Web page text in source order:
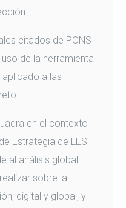
citados de PONS
de la herramienta
a las
en el contexto
Estrategia de LES
al análisis global
sobre la
digital y global, y